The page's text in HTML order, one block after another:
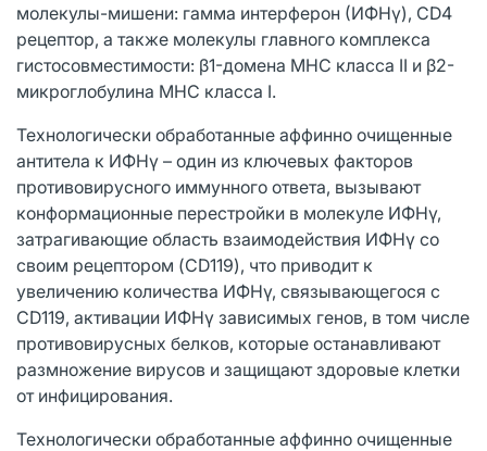
молекулы-мишени: гамма интерферон (ИФНγ), CD4
рецептор, а также молекулы главного комплекса
гистосовместимости: β1-домена МНС класса II и β2-
микроглобулина МНС класса I.
Технологически обработанные аффинно очищенные
антитела к ИФНγ – один из ключевых факторов
противовирусного иммунного ответа, вызывают
конформационные перестройки в молекуле ИФНγ,
затрагивающие область взаимодействия ИФНγ со
своим рецептором (CD119), что приводит к
увеличению количества ИФНγ, связывающегося с
CD119, активации ИФНγ зависимых генов, в том числе
противовирусных белков, которые останавливают
размножение вирусов и защищают здоровые клетки
от инфицирования.
Технологически обработанные аффинно очищенные